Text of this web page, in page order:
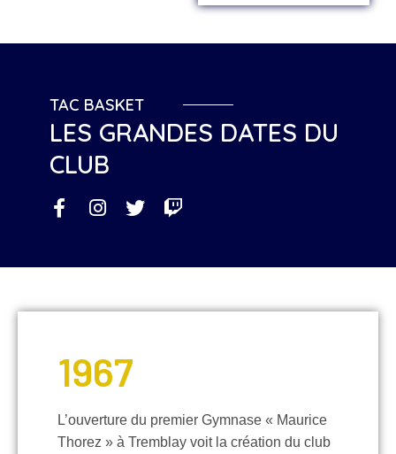
TAC BASKET
LES GRANDES DATES DU
CLUB
1967
L’ouverture du premier Gymnase « Maurice
Thorez » à Tremblay voit la création du club